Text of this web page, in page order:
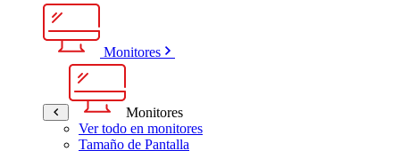
Monitores
Monitores
Ver todo en monitores
Tamaño de Pantalla